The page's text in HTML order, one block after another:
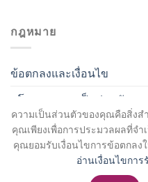
ความเป็นส่วนตัวของคุณคือสิ่งส
คุณเพียงเพื่อการประมวลผลที่จำ
คุณยอมรับเงื่อนไขการข้อตกลง
อ่านเงื่อนไขกา
กฎหมาย
ข้อตกลงและเงื่อนไข
นโยบายความเป็นส่วนตัว
สมัครสมา